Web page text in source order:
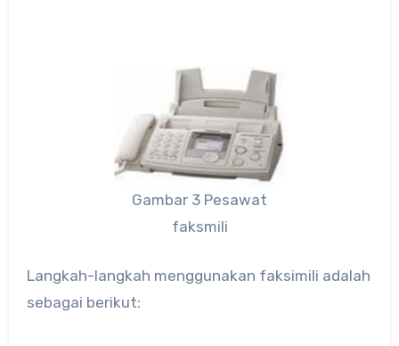
Gambar 3 Pesawat
faksmili
Langkah-langkah menggunakan faksimili adalah
sebagai berikut: